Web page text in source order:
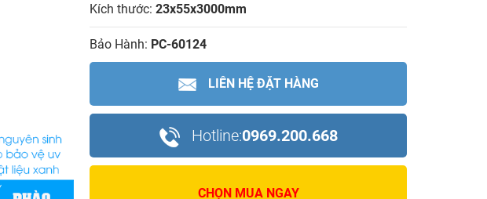
Kích thước: 23x55x3000mm
Bảo Hành: PC-60124
LIÊN HỆ ĐẶT HÀNG
Hotline:0969.200.668
CHỌN MUA NGAY